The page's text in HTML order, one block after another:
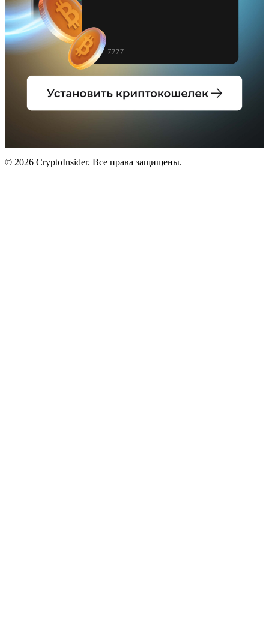
© 2026 CryptoInsider. Все права защищены.